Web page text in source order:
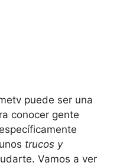
puede ser una
conocer gente
trucos y
Vamos a ver